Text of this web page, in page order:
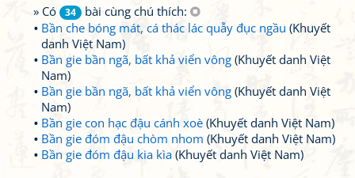
» Có
34
bài cùng chú thích:
Bần che bóng mát, cá thác lác quẫy đục ngầu (Khuyết
danh Việt Nam)
Bần gie bần ngã, bất khả viển vông (Khuyết danh Việt
Nam)
Bần gie bần ngã, bất khả viển vông (Khuyết danh Việt
Nam)
Bần gie con hạc đậu cánh xoè (Khuyết danh Việt Nam)
Bần gie đóm đậu chòm nhom (Khuyết danh Việt Nam)
Bần gie đóm đậu kia kìa (Khuyết danh Việt Nam)